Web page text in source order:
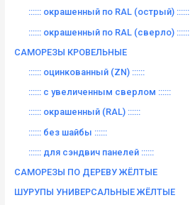
:::::: окрашенный по RAL (острый) ::::::
:::::: окрашенный по RAL (сверло) ::::::
САМОРЕЗЫ КРОВЕЛЬНЫЕ
:::::: оцинкованный (ZN) ::::::
:::::: с увеличенным сверлом ::::::
:::::: окрашенный (RAL) ::::::
:::::: без шайбы ::::::
:::::: для сэндвич панелей ::::::
САМОРЕЗЫ ПО ДЕРЕВУ ЖЁЛТЫЕ
ШУРУПЫ УНИВЕРСАЛЬНЫЕ ЖЁЛТЫЕ